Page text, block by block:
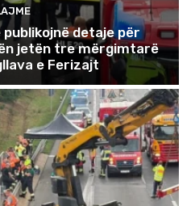
detaje për
jetën tre mërgimtarë
e Ferizajt